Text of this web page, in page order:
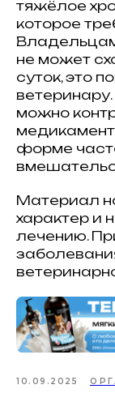
тяжёлое
которое
не может
суток, это
можно
форме
Материал
характер и
лечению.
10.09.2025